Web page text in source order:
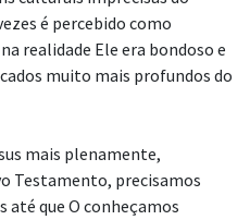
é percebido como
realidade Ele era bondoso e
muito mais profundos do
mais plenamente,
Testamento, precisamos
que O conheçamos